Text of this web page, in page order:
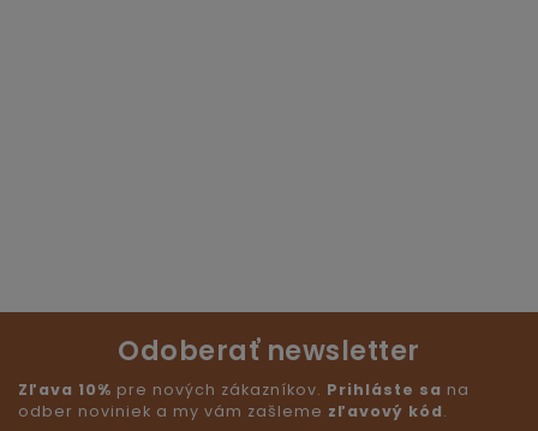
Odoberať newsletter
Zľava 10% pre nových zákazníkov. Prihláste sa na
odber noviniek a my vám zašleme zľavový kód.